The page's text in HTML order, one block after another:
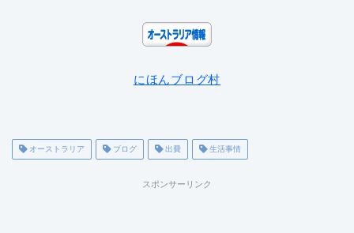
にほんブログ村
オーストラリア ブログ 出費 生活事情
スポンサーリンク